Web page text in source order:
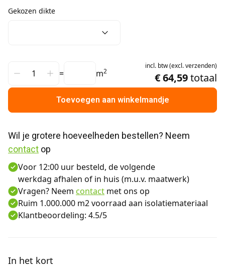
Gekozen dikte
= m2
incl. btw(excl.verzenden)
€ 64,59totaal
Toevoegen aan winkelmandje
contact op
Voor 12:00 uur besteld, de volgende
werkdag afhalen of in huis (m.u.v. maatwerk)
Vragen? Neem contact met ons op
Ruim 1.000.000 m2 voorraad aan isolatiemateriaal
Klantbeoordeling: 4.5/5
In het kort